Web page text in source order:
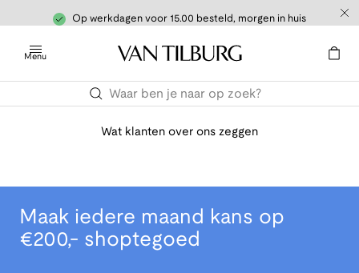
Op werkdagen voor 15.00 besteld, morgen in huis
Menu
Wat klanten over ons zeggen
Maak iedere maand kans op
€200,- shoptegoed